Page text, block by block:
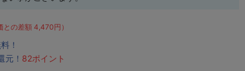
との差額 4,470円）
！
元！ 82ポイント